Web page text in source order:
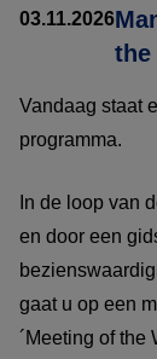
03.11.2026
the
Vandaag staat
programma.
In de loop van
en door een
gaat u op een
´Meeting of the